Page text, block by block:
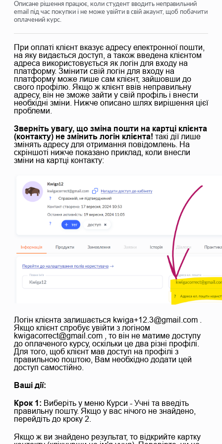
Як відкрити учню доступ
Як увійти до кабінету учня
Як створити сертифікат та додати його до курсу
Автоматизація: Нарахування балів під час проходження
уроків
Проведення опитувань (реакції, рейтинг, NPS)
Як налаштувати повторне проходження тесту
Як оновити тариф і зберегти прогрес учня на курсі
Подивитися ще
Описане рішення працює, коли студент вводить неправильний
email під час покупки і не може увійти в свій акаунт, щоб побачити
оплачений курс.
При оплаті клієнт вказує адресу електронної пошти,
на яку видається доступ, а також введена клієнтом
адреса використовується як логін для входу на
платформу. Змінити свій логін для входу на
платформу може лише сам клієнт, зайшовши до
свого профілю. Якщо ж клієнт ввів неправильну
адресу, він не зможе зайти у свій профіль і внести
необхідні зміни. Нижче описано шлях вирішення цієї
проблеми.
Зверніть увагу, що зміна пошти на картці клієнта
(контакту) не змінить логін клієнта! такі дії лише
змінять адресу для отримання повідомлень. На
скріншоті нижче показано приклад, коли внесли
зміни на картці контакту:
Логін клієнта залишається kwiga+12.3@gmail.com .
Якщо клієнт спробує увійти з логіном
kwigacorrect@gmail.com , то він не матиме доступу
до оплаченого курсу, оскільки це два різні профілі.
Для того, щоб клієнт мав доступ на профілі з
правильною поштою, Вам необхідно додати цей
доступ самостійно.
Ваші дії:
Крок 1: Виберіть у меню Курси - Учні та введіть
правильну пошту. Якщо у вас нічого не знайдено,
перейдіть до кроку 2.
Якщо ж ви знайдено результат, то відкрийте картку